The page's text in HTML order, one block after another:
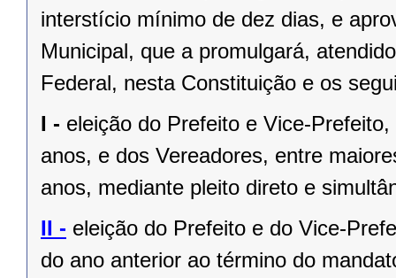
interstício mínimo de dez dias, e
Municipal, que a promulgará,
Federal, nesta Constituição e os
I - eleição do Prefeito e Vice-
anos, e dos Vereadores, entre
anos, mediante pleito direto e
II - eleição do Prefeito e do Vice-
do ano anterior ao término do